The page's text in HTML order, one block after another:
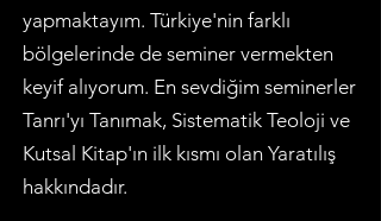
yapmaktayım. Türkiye'nin farklı
bölgelerinde de seminer vermekten
keyif alıyorum. En sevdiğim seminerler
Tanrı'yı Tanımak, Sistematik Teoloji ve
Kutsal Kitap'ın ilk kısmı olan Yaratılış
hakkındadır.